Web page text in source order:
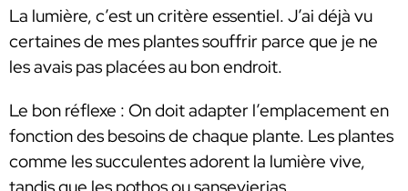
La lumière, c’est un critère essentiel. J’ai déjà vu
certaines de mes plantes souffrir parce que je ne
les avais pas placées au bon endroit.
Le bon réflexe : On doit adapter l’emplacement en
fonction des besoins de chaque plante. Les plantes
comme les succulentes adorent la lumière vive,